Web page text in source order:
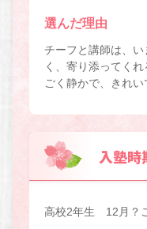
選んだ理由
チーフと講師は、
く、寄り添ってく
ごく静かで、きれい
入塾時
高校2年生 12月？